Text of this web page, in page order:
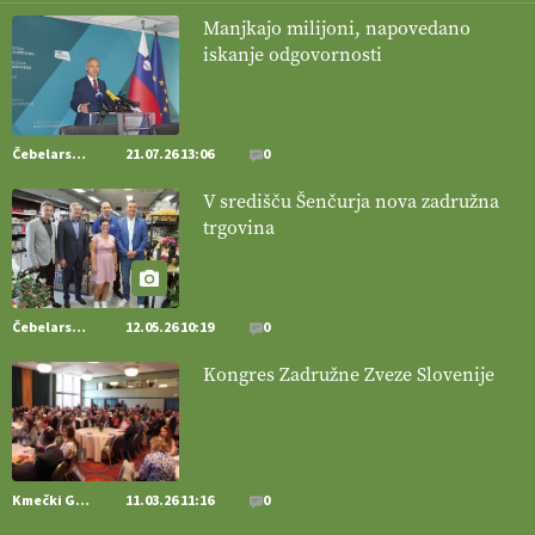
[EKOloško = LOGIČNO ]
Pet-nat je vse bolj priljubljeno
naravno peneče vino, tudi v Sloveniji.
https://t.co/9fpqD3fCrE @EUAgri #IMCAP #CAP
https://t.co/iQ8HkdQnsD
[EKOloško = LOGIČNO ]
Posestvo MonteMoro – ekološka
pridelava z mislijo na naravo.
@EUAgri #IMCAP #CAP https://t.co/Bf31lnQSIb
[EKOloško = LOGIČNO
Poleti pridelek rešujejo zdrava tla in
vlaga.
VEČ
https://t.co/qmMX2yevum @EUAgri #IMCAP #CAP
https://t.co/dDwsipE645
Manjkajo milijoni, napovedano
iskanje odgovornosti
Čebelarstvo 21.07.26 13:06 0
V središču Šenčurja nova zadružna
trgovina
Čebelarstvo 12.05.26 10:19 0
Kongres Zadružne Zveze Slovenije
Kmečki Glas 11.03.26 11:16 0